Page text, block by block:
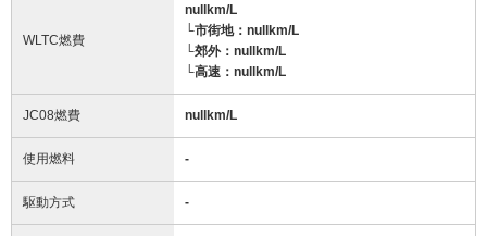
WLTC燃費
nullkm/L
└市街地：nullkm/L
└郊外：nullkm/L
└高速：nullkm/L
JC08燃費 nullkm/L
使用燃料 -
駆動方式 -